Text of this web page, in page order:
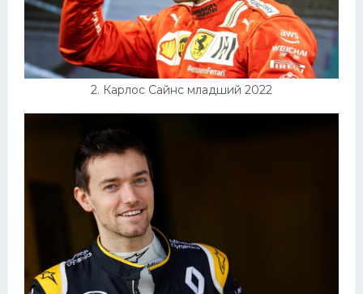
2. Карлос Сайнс младший 2022